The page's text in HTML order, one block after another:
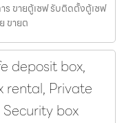
ร ขายตู้เซฟ รับติดตั้งตู้เซฟ
ขายต
deposit box,
rental, Private
box